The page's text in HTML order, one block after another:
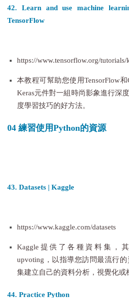
42. Learn and use machine
TensorFlow
https://www.tensorflow.org/tutorials/
本教程可幫助您使用TensorFlow
Keras元件對一組時尚影象進行深
度學習技巧的好方法。
04 練習使用Python的資源
43. Datasets | Kaggle
https://www.kaggle.com/datasets
Kaggle提供了各種資料集，
upvoting，以指導您訪問最流行
集建立自己的資料分析，視覺化或
44. Practice Python